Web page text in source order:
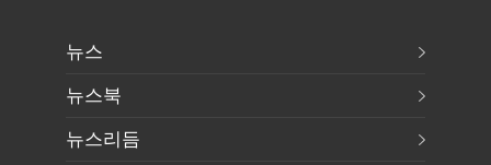
뉴스
뉴스북
뉴스리듬